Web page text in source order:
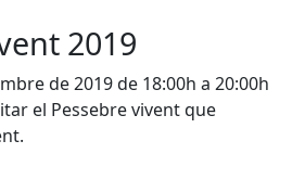
2019
de 2019 de 18:00h a 20:00h
el Pessebre vivent que